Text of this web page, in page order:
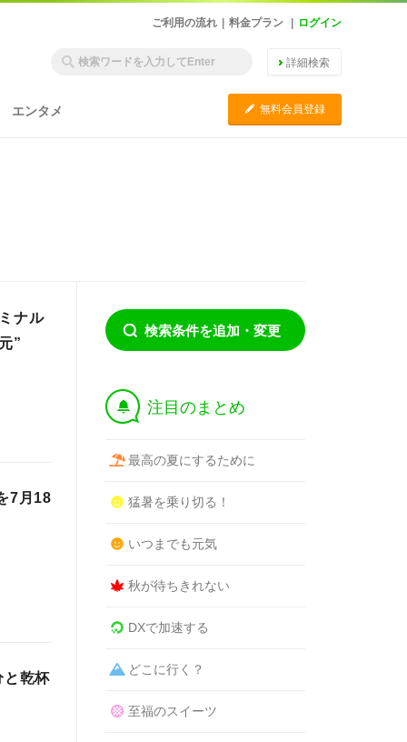
ご利用の流れ 料金プラン ログイン
詳細検索
エンタメ C 無料会員登録
ナル
”
7月18
と乾杯
検索条件を追加・変更
† 注目のまとめ
最高の夏にするために
猛暑を乗り切る！
いつまでも元気
秋が待ちきれない
DXで加速する
どこに行く？
至福のスイーツ